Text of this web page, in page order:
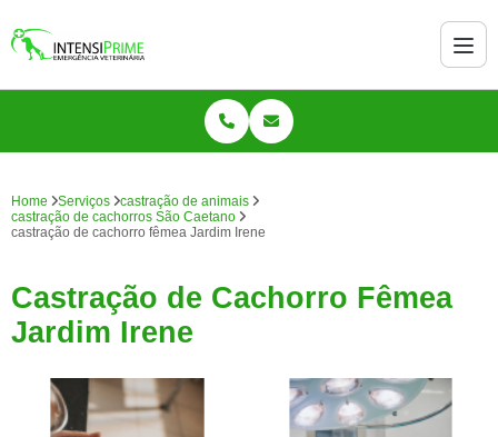
Home Serviços
castração de animais
castração de cachorros São Caetano
castração de cachorro fêmea Jardim Irene
Castração de Cachorro Fêmea
Jardim Irene